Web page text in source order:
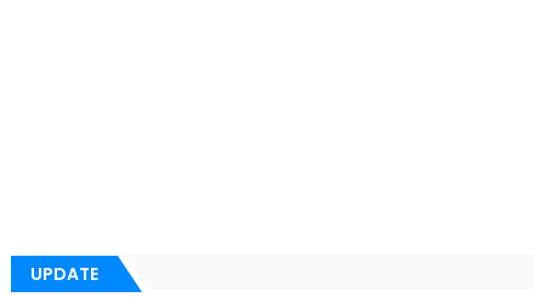
UPDATE